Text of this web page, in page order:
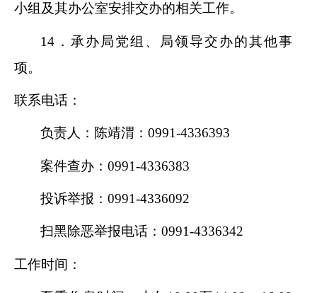
小组及其办公室安排交办的相关工作。
14．承办局党组、局领导交办的其他事
项。
联系电话：
负责人：陈靖渭 ：0991-4336393
案件查办：0991-4336383
投诉举报：0991-4336092
扫黑除恶举报电话：0991-4336342
工作时间：